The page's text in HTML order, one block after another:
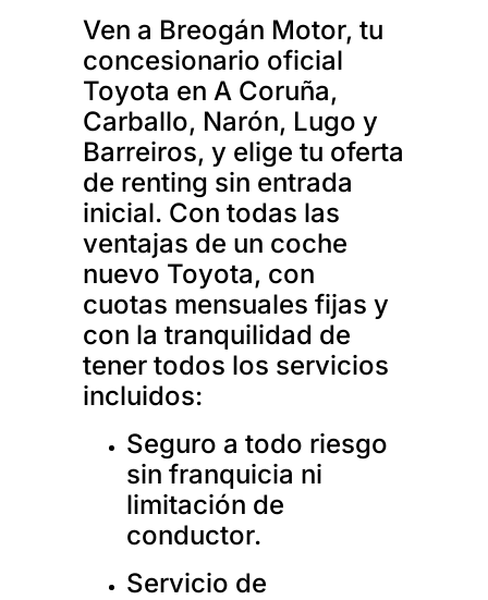
Ven a Breogán Motor, tu
concesionario oficial
Toyota en A Coruña,
Carballo, Narón, Lugo y
Barreiros, y elige tu oferta
de renting sin entrada
inicial. Con todas las
ventajas de un coche
nuevo Toyota, con
cuotas mensuales fijas y
con la tranquilidad de
tener todos los servicios
incluidos:
Seguro a todo riesgo
sin franquicia ni
limitación de
conductor.
Servicio de